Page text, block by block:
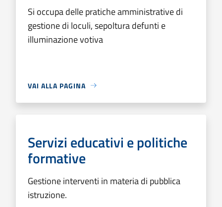
Si occupa delle pratiche amministrative di
gestione di loculi, sepoltura defunti e
illuminazione votiva
VAI ALLA PAGINA
Servizi educativi e politiche
formative
Gestione interventi in materia di pubblica
istruzione.